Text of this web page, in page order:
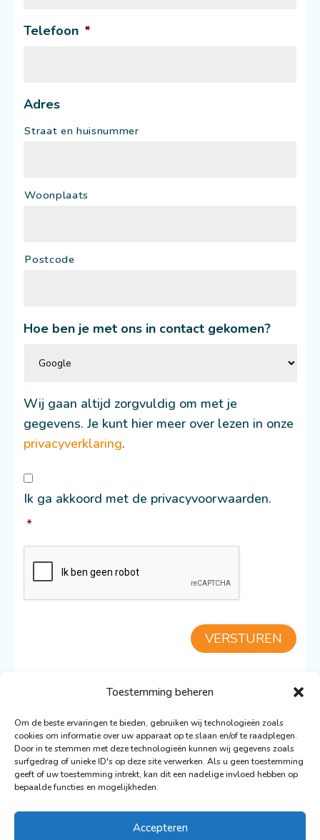
Toestemming beheren
Om de beste ervaringen te bieden, gebruiken wij technologieën zoals
cookies om informatie over uw apparaat op te slaan en/of te raadplegen.
Door in te stemmen met deze technologieën kunnen wij gegevens zoals
surfgedrag of unieke ID's op deze site verwerken. Als u geen toestemming
geeft of uw toestemming intrekt, kan dit een nadelige invloed hebben op
bepaalde functies en mogelijkheden.
Accepteren
Telefoon *
Adres
Straat en huisnummer
Woonplaats
Postcode
Hoe ben je met ons in contact gekomen?
Wij gaan altijd zorgvuldig om met je
gegevens. Je kunt hier meer over lezen in onze
privacyverklaring.
Consent
Ik ga akkoord met de privacyvoorwaarden.
*
VERSTUREN
TERUG NAAR DE BLUE CLIPPER
Ontwerp: Ronald Wigman